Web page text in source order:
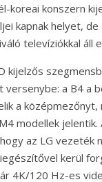
koreai konszern
kapnak helyet,
televíziókkal áll
kijelzős
a B4 a
a
modellek jelentik.
az LG vezeték
kerül
4K/120 Hz-es